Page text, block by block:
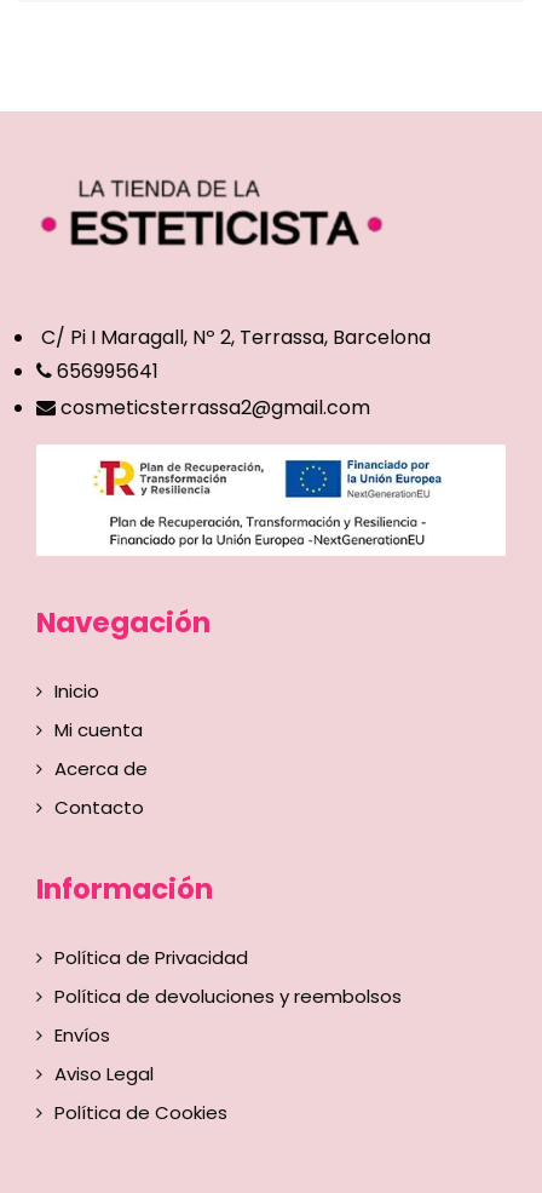
C/ Pi I Maragall, Nº 2, Terrassa, Barcelona
656995641
cosmeticsterrassa2@gmail.com
Navegación
Inicio
Mi cuenta
Acerca de
Contacto
Información
Política de Privacidad
Política de devoluciones y reembolsos
Envíos
Aviso Legal
Política de Cookies